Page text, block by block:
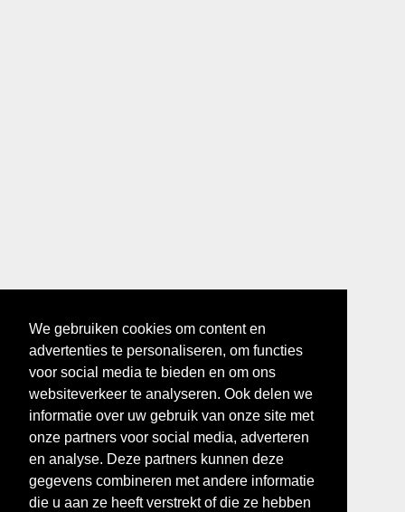
We gebruiken cookies om content en
advertenties te personaliseren, om functies
voor social media te bieden en om ons
websiteverkeer te analyseren. Ook delen we
informatie over uw gebruik van onze site met
onze partners voor social media, adverteren
en analyse. Deze partners kunnen deze
gegevens combineren met andere informatie
die u aan ze heeft verstrekt of die ze hebben